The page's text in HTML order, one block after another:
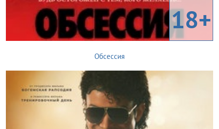
18+
Обсессия